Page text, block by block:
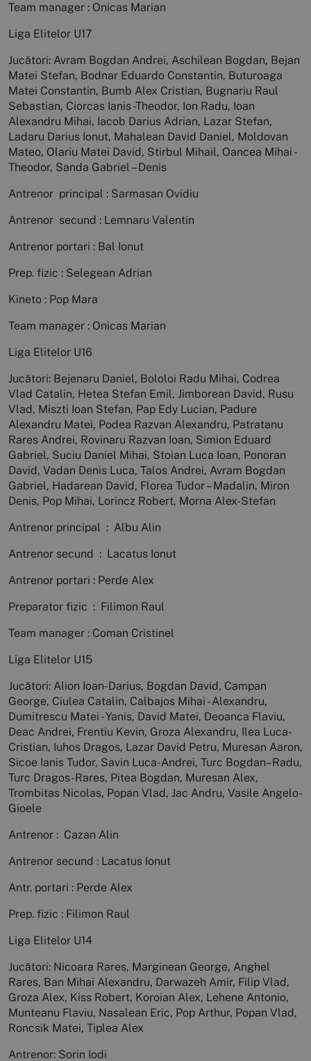
Team manager : Onicas Marian
Liga Elitelor U17
Jucători: Avram Bogdan Andrei, Aschilean Bogdan, Bejan
Matei Stefan, Bodnar Eduardo Constantin, Buturoaga
Matei Constantin, Bumb Alex Cristian, Bugnariu Raul
Sebastian, Ciorcas Ianis -Theodor, Ion Radu, Ioan
Alexandru Mihai, Iacob Darius Adrian, Lazar Stefan,
Ladaru Darius Ionut, Mahalean David Daniel, Moldovan
Mateo, Olariu Matei David, Stirbul Mihail, Oancea Mihai -
Theodor, Sanda Gabriel – Denis
Antrenor principal : Sarmasan Ovidiu
Antrenor secund : Lemnaru Valentin
Antrenor portari : Bal Ionut
Prep. fizic : Selegean Adrian
Kineto : Pop Mara
Team manager : Onicas Marian
Liga Elitelor U16
Jucători: Bejenaru Daniel, Bololoi Radu Mihai, Codrea
Vlad Catalin, Hetea Stefan Emil, Jimborean David, Rusu
Vlad, Miszti Ioan Stefan, Pap Edy Lucian, Padure
Alexandru Matei, Podea Razvan Alexandru, Patratanu
Rares Andrei, Rovinaru Razvan Ioan, Simion Eduard
Gabriel, Suciu Daniel Mihai, Stoian Luca Ioan, Ponoran
David, Vadan Denis Luca, Talos Andrei, Avram Bogdan
Gabriel, Hadarean David, Florea Tudor – Madalin, Miron
Denis, Pop Mihai, Lorincz Robert, Morna Alex-Stefan
Antrenor principal : Albu Alin
Antrenor secund : Lacatus Ionut
Antrenor portari : Perde Alex
Preparator fizic : Filimon Raul
Team manager : Coman Cristinel
Liga Elitelor U15
Jucători: Alion Ioan-Darius, Bogdan David, Campan
George, Ciulea Catalin, Calbajos Mihai - Alexandru,
Dumitrescu Matei - Yanis, David Matei, Deoanca Flaviu,
Deac Andrei, Frentiu Kevin, Groza Alexandru, Ilea Luca-
Cristian, Iuhos Dragos, Lazar David Petru, Muresan Aaron,
Sicoe Ianis Tudor, Savin Luca-Andrei, Turc Bogdan–Radu,
Turc Dragos-Rares, Pitea Bogdan, Muresan Alex,
Trombitas Nicolas, Popan Vlad, Jac Andru, Vasile Angelo-
Gioele
Antrenor : Cazan Alin
Antrenor secund : Lacatus Ionut
Antr. portari : Perde Alex
Prep. fizic : Filimon Raul
Liga Elitelor U14
Jucători: Nicoara Rares, Marginean George, Anghel
Rares, Ban Mihai Alexandru, Darwazeh Amir, Filip Vlad,
Groza Alex, Kiss Robert, Koroian Alex, Lehene Antonio,
Munteanu Flaviu, Nasalean Eric, Pop Arthur, Popan Vlad,
Roncsik Matei, Tiplea Alex
Antrenor: Sorin Iodi